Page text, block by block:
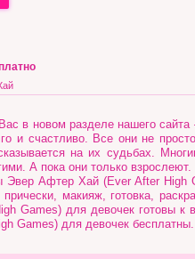
в новом разделе нашего
и счастливо. Все они не
на их судьбах.
А пока они только
Эвер Афтер Хай (Ever After
прически, макияж, готовка,
Games) для девочек готовы к
Games) для девочек бесплатны.